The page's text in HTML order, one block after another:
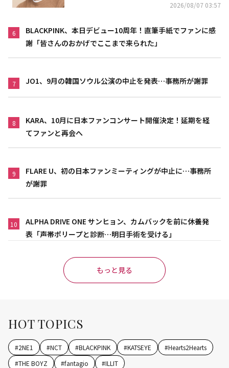
2026/08/07 03:57
6
BLACKPINK、本日デビュー10周年！直筆手紙でファンに感
謝「皆さんのおかげでここまで来られた」
7 JO1、9月の韓国ソウル公演の中止を発表…事務所が謝罪
8
KARA、10月に日本ファンコンサート開催決定！延期を経
てファンと再会へ
9
FLARE U、初の日本ファンミーティングが中止に…事務所
が謝罪
10
ALPHA DRIVE ONE サンヒョン、カムバックを前に休養発
表「声帯ポリープと診断…明日手術を受ける」
もっと見る
HOT TOPICS
#2NE1 #NCT #BLACKPINK #KATSEYE #Hearts2Hearts
#THE BOYZ #fantagio #ILLIT